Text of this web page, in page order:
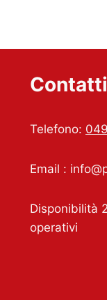
Contatti
Telefono:
Email :
Disponibilità
operativi